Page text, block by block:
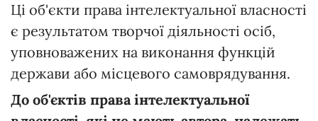
Ці об'єкти права інтелектуальної власності
є результатом творчої діяльності осіб,
уповноважених на виконання функцій
держави або місцевого самоврядування.
До об'єктів права інтелектуальної